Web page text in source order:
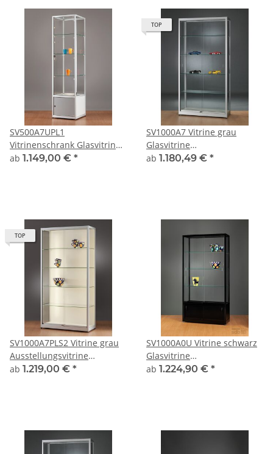
SV500A7UPL1
Vitrinenschrank Glasvitrine
Vitrine mit Unterschrank
ab 1.149,00 € *
TOP
SV1000A7 Vitrine grau
Glasvitrine
Ausstellungsvitrine
ab 1.180,49 € *
TOP
SV1000A7PLS2 Vitrine grau
Ausstellungsvitrine
Präsentationsvitrine Alu
ab 1.219,00 € *
SV1000A0U Vitrine schwarz
Glasvitrine
Ausstellungsvitrine
ab 1.224,90 € *